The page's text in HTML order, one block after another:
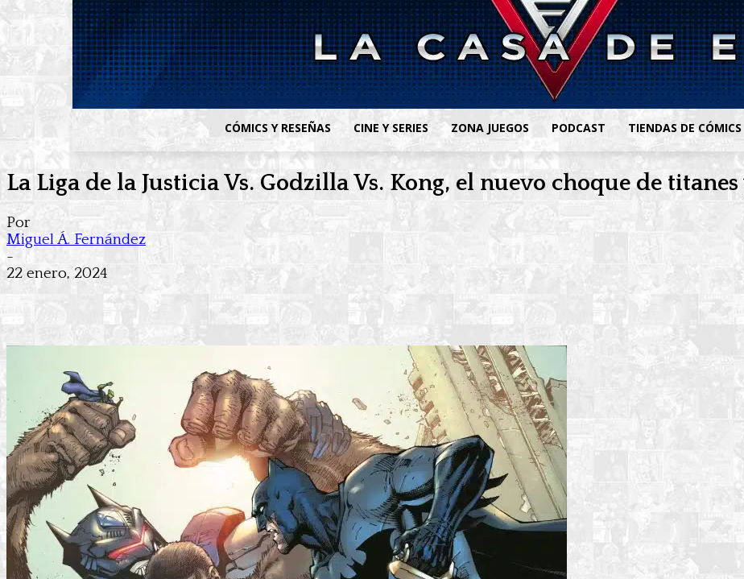
CÓMICS Y RESEÑAS CINE Y SERIES ZONA JUEGOS PODCAST TIENDAS DE CÓMICS
La Liga de la Justicia Vs. Godzilla Vs. Kong, el nuevo choque de
Por
Miguel Á. Fernández
-
22 enero, 2024